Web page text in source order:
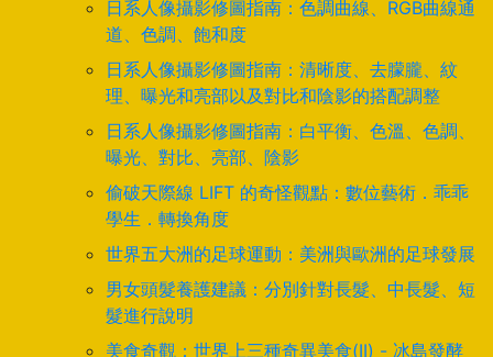
日系人像攝影修圖指南：色調曲線、RGB曲線通
道、色調、飽和度
日系人像攝影修圖指南：清晰度、去朦朧、紋
理、曝光和亮部以及對比和陰影的搭配調整
日系人像攝影修圖指南：白平衡、色溫、色調、
曝光、對比、亮部、陰影
偷破天際線 LIFT 的奇怪觀點：數位藝術．乖乖
學生．轉換角度
世界五大洲的足球運動：美洲與歐洲的足球發展
男女頭髮養護建議：分別針對長髮、中長髮、短
髮進行說明
美食奇觀：世界上三種奇異美食(II) - 冰島發酵